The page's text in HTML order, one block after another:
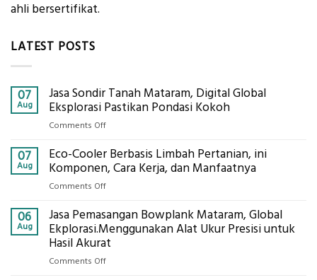
ahli bersertifikat.
LATEST POSTS
07
Aug
Jasa Sondir Tanah Mataram, Digital Global
Eksplorasi Pastikan Pondasi Kokoh
Comments Offon
Sondir
Tanah
Eksplorasi
Pastikan
Pondasi
Kokoh
07
Aug
Eco-Cooler Berbasis Limbah Pertanian, ini
Komponen, Cara Kerja, dan Manfaatnya
Comments Offon
Cooler
Berbasis
Limbah
06
Aug
Jasa Pemasangan Bowplank Mataram, Global
Ekplorasi.Menggunakan Alat Ukur Presisi untuk
Hasil Akurat
Comments Offon